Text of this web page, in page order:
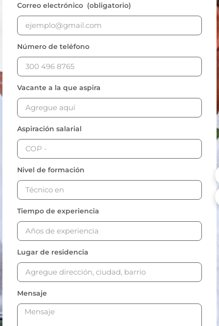
Correo electrónico (obligatorio)
Número de teléfono
Vacante a la que aspira
Aspiración salarial
Nivel de formación
Tiempo de experiencia
Lugar de residencia
Mensaje